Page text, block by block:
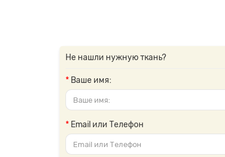
Не нашли нужную ткань?
Ваше имя:
Email или Телефон